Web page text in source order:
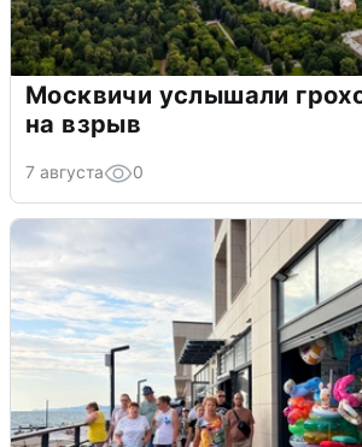
Москвичи услышали
на взрыв
7 августа 0